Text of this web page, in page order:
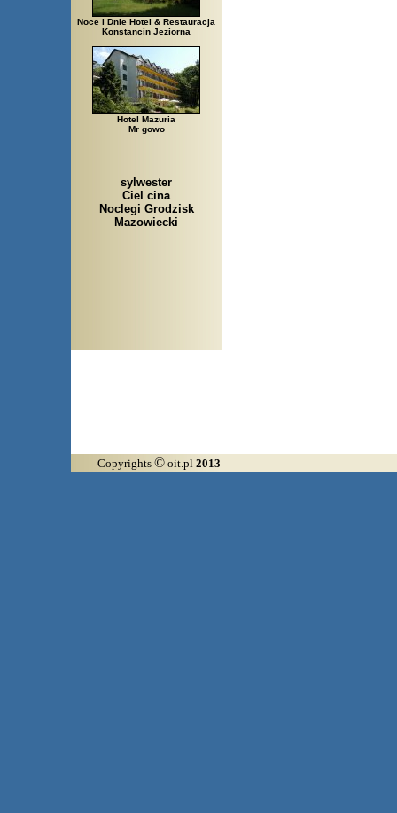
Noce i Dnie Hotel & Restauracja
Konstancin Jeziorna
Hotel Mazuria
Mr gowo
sylwester
Ciel cina
Noclegi Grodzisk
Mazowiecki
Copyrights © oit.pl 2013